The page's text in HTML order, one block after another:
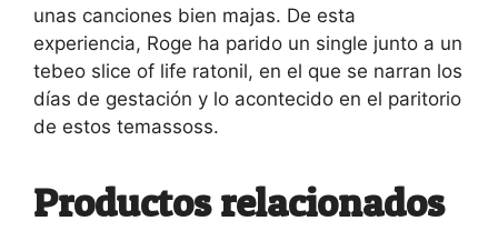
unas canciones bien majas. De esta
experiencia, Roge ha parido un single junto a un
tebeo slice of life ratonil, en el que se narran los
días de gestación y lo acontecido en el paritorio
de estos temassoss.
Productos relacionados